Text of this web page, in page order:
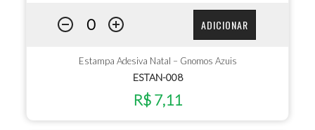
ADICIONAR
Estampa Adesiva Natal – Gnomos Azuis
ESTAN-008
R$ 7,11